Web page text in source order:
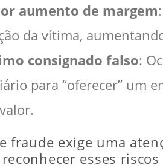
aumento de margem
da vítima,
consignado falso:
para “oferecer” um
fraude exige uma
esses